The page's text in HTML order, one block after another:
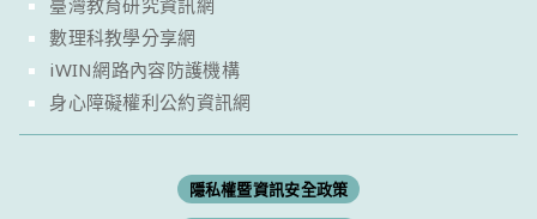
臺灣教育研究資訊網
數理科教學分享網
iWIN網路內容防護機構
身心障礙權利公約資訊網
隱私權暨資訊安全政策